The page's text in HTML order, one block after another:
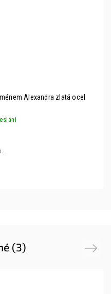
Alexandra zlatá ocel
(3) Next